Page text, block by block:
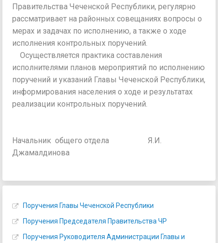
Правительства Чеченской Республики, регулярно
рассматривает на районных совещаниях вопросы о
мерах и задачах по исполнению, а также о ходе
исполнения контрольных поручений.
Осуществляется практика составления
исполнителями планов мероприятий по исполнению
поручений и указаний Главы Чеченской Республики,
информирования населения о ходе и результатах
реализации контрольных поручений.
Начальник общего отдела Я.И.
Джамалдинова
Поручения Главы Чеченской Республики
Поручения Председателя Правительства ЧР
Поручения Руководителя Администрации Главы и